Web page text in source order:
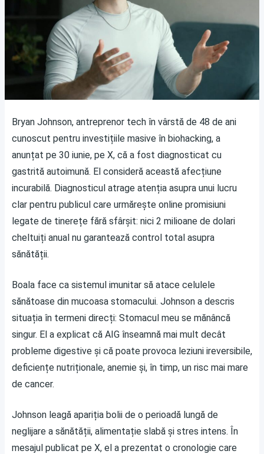
Bryan Johnson, antreprenor tech în vârstă de 48 de ani
cunoscut pentru investițiile masive în biohacking, a
anunțat pe 30 iunie, pe X, că a fost diagnosticat cu
gastrită autoimună. El consideră această afecțiune
incurabilă. Diagnosticul atrage atenția asupra unui lucru
clar pentru publicul care urmărește online promisiuni
legate de tinerețe fără sfârșit: nici 2 milioane de dolari
cheltuiți anual nu garantează control total asupra
sănătății.
Boala face ca sistemul imunitar să atace celulele
sănătoase din mucoasa stomacului. Johnson a descris
situația în termeni direcți: Stomacul meu se mănâncă
singur. El a explicat că AIG înseamnă mai mult decât
probleme digestive și că poate provoca leziuni ireversibile,
deficiențe nutriționale, anemie și, în timp, un risc mai mare
de cancer.
Johnson leagă apariția bolii de o perioadă lungă de
neglijare a sănătății, alimentație slabă și stres intens. În
mesajul publicat pe X, el a prezentat o cronologie care